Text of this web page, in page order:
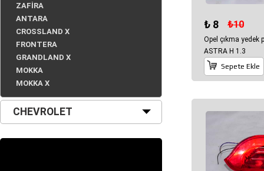
ZAFİRA
ANTARA
CROSSLAND X
FRONTERA
GRANDLAND X
MOKKA
MOKKA X
CHEVROLET
₺ 8 ₺10
Opel çıkma yedek
ASTRA H 1.3
Sepete Ekle